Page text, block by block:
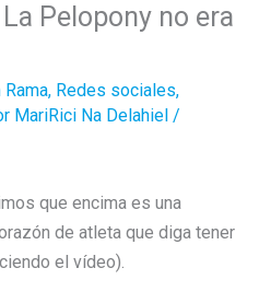
Pelopony no era
Rama, Redes sociales,
MariRici Na Delahiel /
que encima es una
de atleta que diga tener
el vídeo).